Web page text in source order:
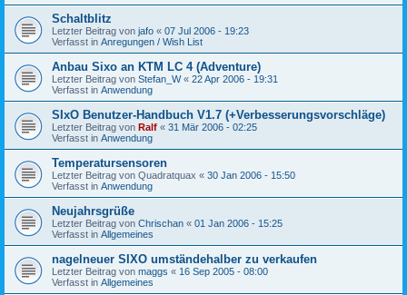
Schaltblitz
Letzter Beitrag von jafo « 07 Jul 2006 - 19:23
Verfasst in Anregungen / Wish List
Anbau Sixo an KTM LC 4 (Adventure)
Letzter Beitrag von Stefan_W« 22 Apr 2006 - 19:31
Verfasst in Anwendung
SIxO Benutzer-Handbuch V1.7 (+Verbesserungsvorschläge)
Letzter Beitrag von Ralf « 31 Mär 2006 - 02:25
Verfasst in Anwendung
Temperatursensoren
Letzter Beitrag von Quadratquax « 30 Jan 2006 - 15:50
Verfasst in Anwendung
Neujahrsgrüße
Letzter Beitrag von Chrischan « 01 Jan 2006 - 15:25
Verfasst in Allgemeines
nagelneuer SIXO umständehalber zu verkaufen
Letzter Beitrag von maggs « 16 Sep 2005 - 08:00
Verfasst in Allgemeines